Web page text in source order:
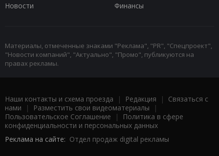
Новости
Финансы
Материалы, отмеченные знаками "Реклама", "PR", "Спецпроект",
"Новости компаний", "Актуально", "Промо", публикуются на
правах рекламы.
Наши контакты и схема проезда | Редакция | Связаться с
нами | Разместить свои видеоматериалы |
Пользовательское Соглашение |
Политика в сфере
конфиденциальности и персональных данных
Реклама на сайте: Отдел продаж digital рекламы